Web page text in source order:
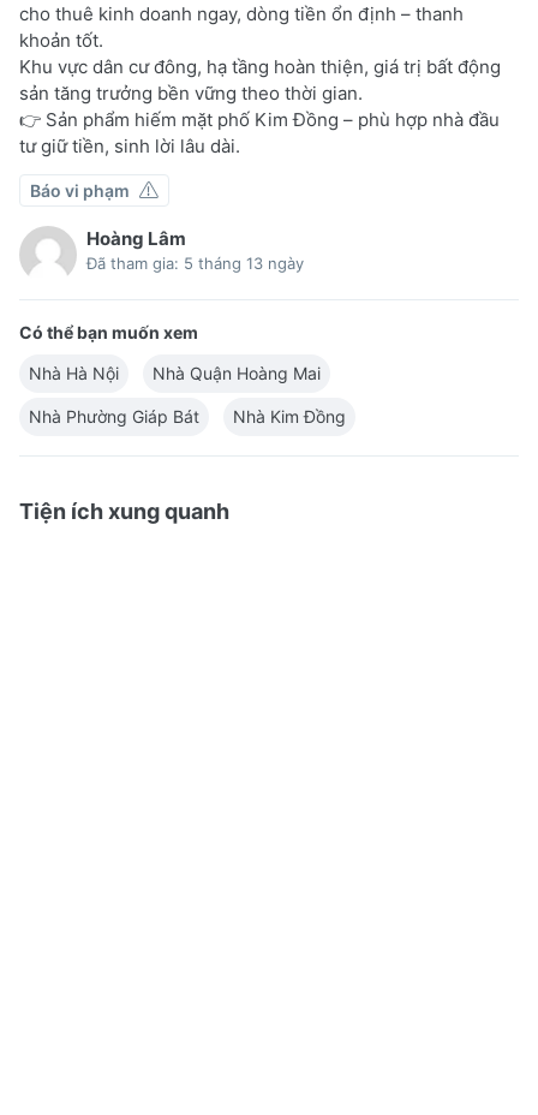
cho thuê kinh doanh ngay, dòng tiền ổn định – thanh
khoản tốt.
Khu vực dân cư đông, hạ tầng hoàn thiện, giá trị bất động
sản tăng trưởng bền vững theo thời gian.
👉 Sản phẩm hiếm mặt phố Kim Đồng – phù hợp nhà đầu
tư giữ tiền, sinh lời lâu dài.
Báo vi phạm
Hoàng Lâm
Đã tham gia: 5 tháng 13 ngày
Có thể bạn muốn xem
Nhà Hà Nội
Nhà Quận Hoàng Mai
Nhà Phường Giáp Bát Nhà Kim Đồng
Tiện ích xung quanh